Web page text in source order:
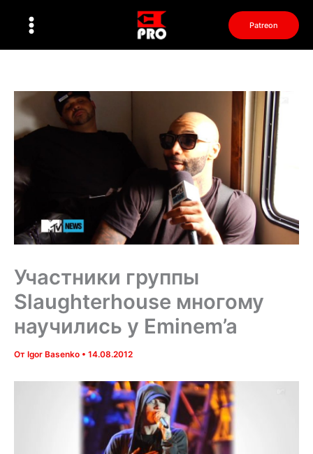
Patreon
Участники группы
Slaughterhouse многому
научились у Eminem’a
От Igor Basenko • 14.08.2012